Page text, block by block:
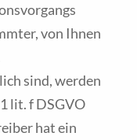
von Ihnen
sind, werden
lit. f DSGVO
hat ein